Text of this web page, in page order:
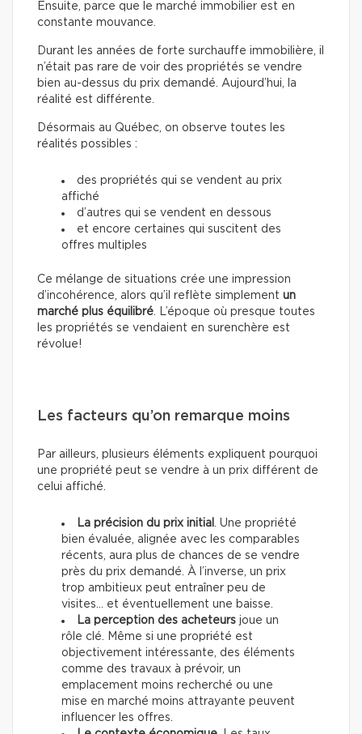
Ensuite, parce que le marché immobilier est en
constante mouvance.
Durant les années de forte surchauffe immobilière, il
n’était pas rare de voir des propriétés se vendre
bien au-dessus du prix demandé. Aujourd’hui, la
réalité est différente.
Désormais au Québec, on observe toutes les
réalités possibles :
des propriétés qui se vendent au prix
affiché
d’autres qui se vendent en dessous
et encore certaines qui suscitent des
offres multiples
Ce mélange de situations crée une impression
d’incohérence, alors qu’il reflète simplement un
marché plus équilibré. L’époque où presque toutes
les propriétés se vendaient en surenchère est
révolue!
Les facteurs qu’on remarque moins
Par ailleurs, plusieurs éléments expliquent pourquoi
une propriété peut se vendre à un prix différent de
celui affiché.
La précision du prix initial . Une propriété
bien évaluée, alignée avec les comparables
récents, aura plus de chances de se vendre
près du prix demandé. À l’inverse, un prix
trop ambitieux peut entraîner peu de
visites… et éventuellement une baisse.
La perception des acheteurs joue un
rôle clé. Même si une propriété est
objectivement intéressante, des éléments
comme des travaux à prévoir, un
emplacement moins recherché ou une
mise en marché moins attrayante peuvent
influencer les offres.